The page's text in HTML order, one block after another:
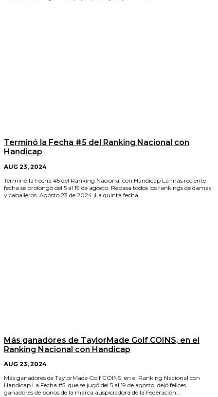
Terminó la Fecha #5 del Ranking Nacional con
Handicap
AUG 23, 2024
Terminó la Fecha #5 del Ranking Nacional con Handicap La más reciente
fecha se prolongó del 5 al 19 de agosto. Repasa todos los rankings de damas
y caballeros. Agosto 23 de 2024 ¡La quinta fecha...
Más ganadores de TaylorMade Golf COINS, en el
Ranking Nacional con Handicap
AUG 23, 2024
Más ganadores de TaylorMade Golf COINS, en el Ranking Nacional con
Handicap La Fecha #5, que se jugó del 5 al 19 de agosto, dejó felices
ganadores de bonos de la marca auspiciadora de la Federación...